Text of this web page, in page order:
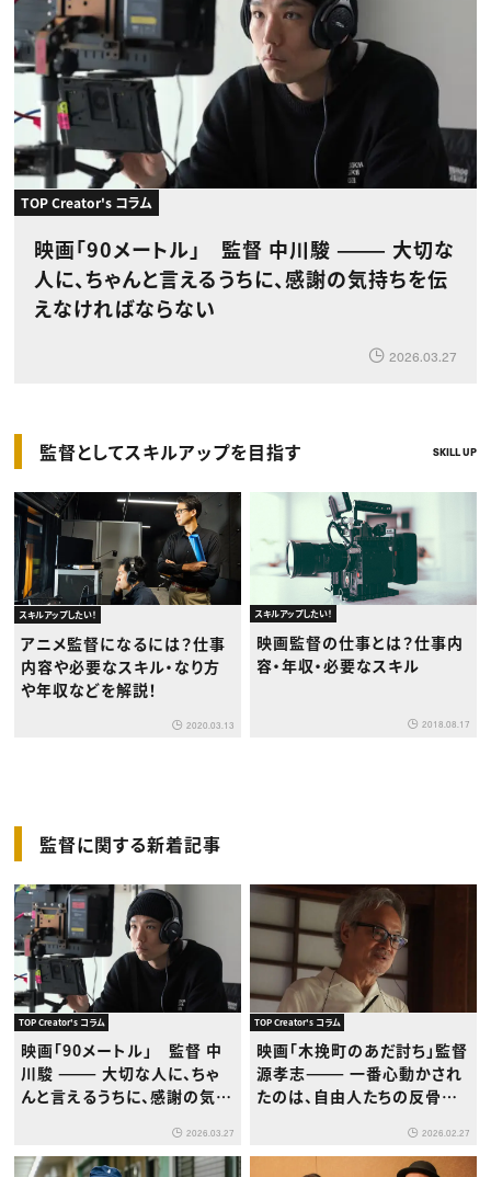
TOP Creator's コラム
映画「90メートル」 監督 中川駿 ——— 大切な
人に、ちゃんと言えるうちに、感謝の気持ちを伝
えなければならない
2026.03.27
監督としてスキルアップを目指す SKILL UP
スキルアップしたい！
アニメ監督になるには？仕事
内容や必要なスキル・なり方
や年収などを解説！
2020.03.13
スキルアップしたい！
映画監督の仕事とは？仕事内
容・年収・必要なスキル
2018.08.17
監督に関する新着記事
TOP Creator's コラム
映画「90メートル」 監督 中
川駿 ——— 大切な人に、ちゃ
んと言えるうちに、感謝の気持
2026.03.27
TOP Creator's コラム
映画「木挽町のあだ討ち」監督
源孝志——— 一番心動かされ
たのは、自由人たちの反骨精
2026.02.27